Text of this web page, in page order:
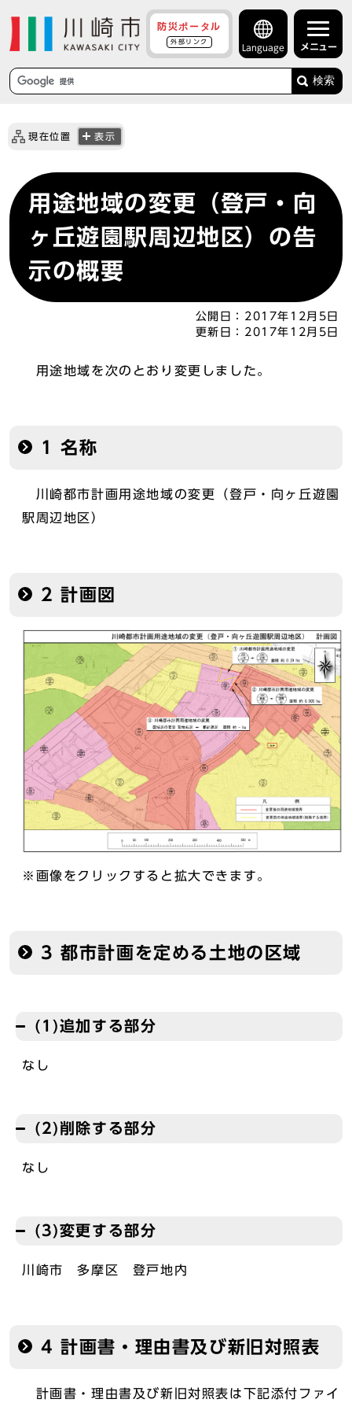
防災ポータル
外部リンク
Language メニュー
検索
現在位置 表示
用途地域の変更（登戸・向
ヶ丘遊園駅周辺地区）の告
示の概要
公開日： 2017年12月5日
更新日： 2017年12月5日
用途地域を次のとおり変更しました。
1 名称
川崎都市計画用途地域の変更（登戸・向ヶ丘遊園
駅周辺地区）
2 計画図
※画像をクリックすると拡大できます。
3 都市計画を定める土地の区域
(1)追加する部分
なし
(2)削除する部分
なし
(3)変更する部分
川崎市 多摩区 登戸地内
4 計画書・理由書及び新旧対照表
計画書・理由書及び新旧対照表は下記添付ファイ